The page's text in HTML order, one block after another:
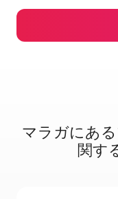
マラガに⁠あ⁠
関⁠す⁠